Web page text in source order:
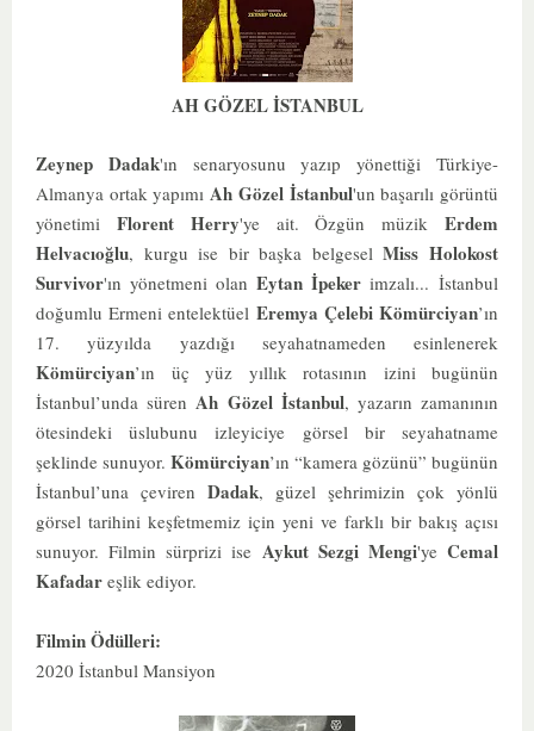
AH GÖZEL İSTANBUL
Zeynep Dadak'ın senaryosunu yazıp yönettiği Türkiye-
Almanya ortak yapımı Ah Gözel İstanbul'un başarılı görüntü
yönetimi Florent Herry'ye ait. Özgün müzikErdem
Helvacıoğlu, kurgu ise bir başka belgeselMiss Holokost
Survivor'ın yönetmeni olan Eytan İpeker imzalı... İstanbul
doğumlu Ermeni entelektüel Eremya Çelebi Kömürciyan’ın
17. yüzyılda yazdığı seyahatnameden esinlenerek
Kömürciyan’ın üç yüz yıllık rotasının izini bugünün
İstanbul’unda süren Ah Gözel İstanbul, yazarın zamanının
ötesindeki üslubunu izleyiciye görsel bir seyahatname
şeklinde sunuyor. Kömürciyan’ın “kamera gözünü” bugünün
İstanbul’una çeviren Dadak, güzel şehrimizin çok yönlü
görsel tarihini keşfetmemiz için yeni ve farklı bir bakış açısı
sunuyor. Filmin sürprizi ise Aykut Sezgi Mengi'yeCemal
Kafadar eşlik ediyor.
Filmin Ödülleri:
2020 İstanbul Mansiyon